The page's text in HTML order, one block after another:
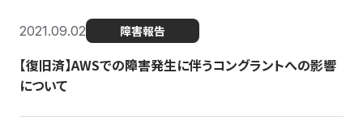
2021.09.02 障害報告
【復旧済】AWSでの障害発生に伴うコングラントへの影響
について